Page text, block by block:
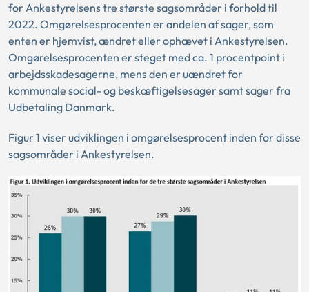
for Ankestyrelsens tre største sagsområder i forhold til
2022. Omgørelsesprocenten er andelen af sager, som
enten er hjemvist, ændret eller ophævet i Ankestyrelsen.
Omgørelsesprocenten er steget med ca. 1 procentpoint i
arbejdsskadesagerne, mens den er uændret for
kommunale social- og beskæftigelsesager samt sager fra
Udbetaling Danmark.
Figur 1 viser udviklingen i omgørelsesprocent inden for disse
sagsområder i Ankestyrelsen.